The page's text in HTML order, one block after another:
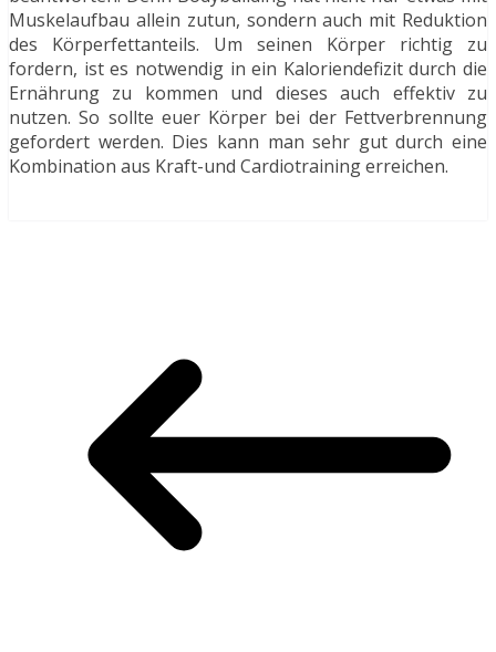
Muskelaufbau allein zutun, sondern auch mit Reduktion
des Körperfettanteils. Um seinen Körper richtig zu
fordern, ist es notwendig in ein Kaloriendefizit durch die
Ernährung zu kommen und dieses auch effektiv zu
nutzen. So sollte euer Körper bei der Fettverbrennung
gefordert werden. Dies kann man sehr gut durch eine
Kombination aus Kraft-und Cardiotraining erreichen.